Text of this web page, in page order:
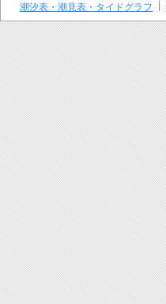
潮汐表・潮見表・タイドグラフ